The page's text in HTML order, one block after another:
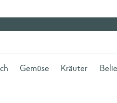
Gemüse Kräuter